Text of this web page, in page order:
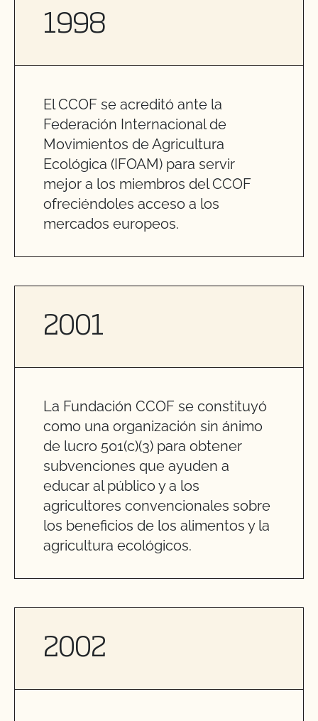
1998
El CCOF se acreditó ante la
Federación Internacional de
Movimientos de Agricultura
Ecológica (IFOAM) para servir
mejor a los miembros del CCOF
ofreciéndoles acceso a los
mercados europeos.
2001
La Fundación CCOF se constituyó
como una organización sin ánimo
de lucro 501(c)(3) para obtener
subvenciones que ayuden a
educar al público y a los
agricultores convencionales sobre
los beneficios de los alimentos y la
agricultura ecológicos.
2002